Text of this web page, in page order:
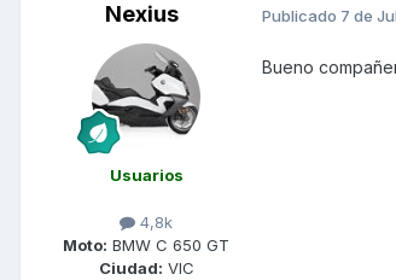
Nexius
Usuarios
4,8k
Moto: BMW C 650 GT
Ciudad: VIC
Publicado 7 de
Bueno